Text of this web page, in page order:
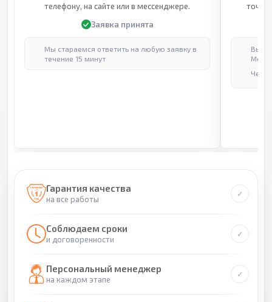
телефону, на сайте или в мессенджере.
Заявка принята
Мы стараемся ответить на любую заявку в
течение 15 минут
Гарантия качества
на все работы
Соблюдаем сроки
и договоренности
Персональный менеджер
на каждом этапе